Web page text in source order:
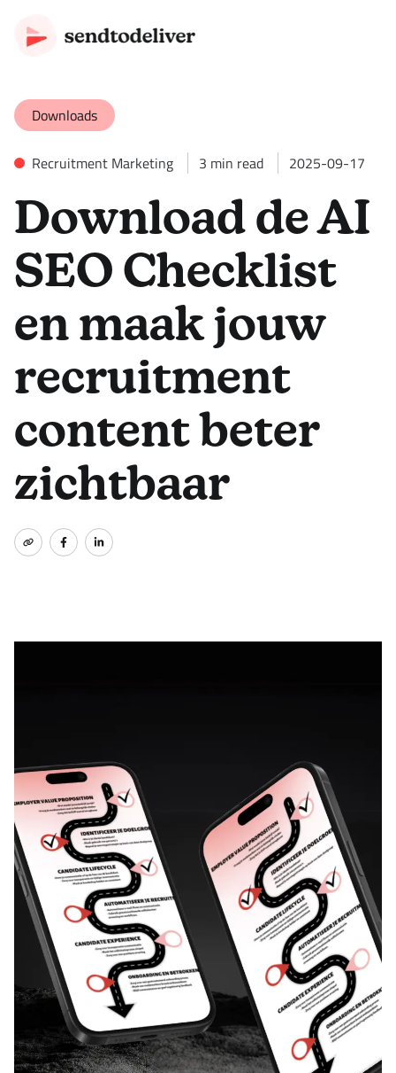
Downloads
Recruitment Marketing 3 min read 2025-09-17
Download de AI
SEO Checklist
en maak jouw
recruitment
content beter
zichtbaar